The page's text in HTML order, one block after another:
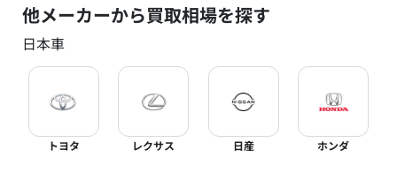
他メーカーから買取相場を探す
日本車
トヨタ レクサス 日産 ホンダ